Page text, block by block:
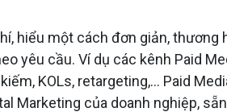
hiểu một cách đơn giản, thương
yêu cầu. Ví dụ các kênh Paid
KOLs, retargeting,… Paid
Marketing của doanh nghiệp,